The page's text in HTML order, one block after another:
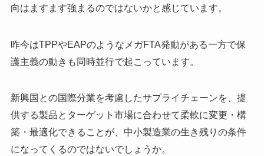
向はますます強まるのではないかと感じています。
昨今はTPPやEAPのようなメガFTA発動がある一方で保
護主義の動きも同時並行で起こっています。
新興国との国際分業を考慮したサプライチェーンを、提
供する製品とターゲット市場に合わせて柔軟に変更・構
築・最適化できることが、中小製造業の生き残りの条件
になってくるのではないでしょうか。